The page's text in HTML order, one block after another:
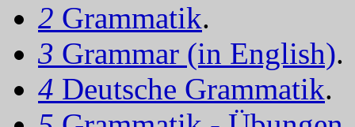
2 Grammatik.
3 Grammar (in English).
4 Deutsche Grammatik.